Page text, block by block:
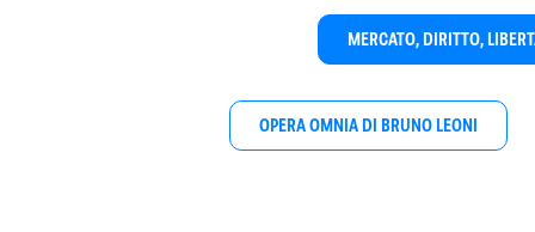
MERCATO, DIRITTO,
OPERA OMNIA DI BRUNO LEONI